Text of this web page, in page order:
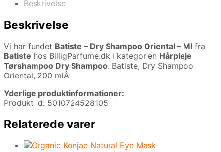
Beskrivelse
Beskrivelse
Vi har fundet Batiste – Dry Shampoo Oriental – Ml fra
Batiste hos BilligParfume.dk i kategorien Hårpleje
Tørshampoo Dry Shampoo. Batiste, Dry Shampoo
Oriental, 200 mlÂ
Yderlige produktinformationer:
Produkt id: 5010724528105
Relaterede varer